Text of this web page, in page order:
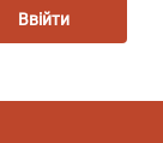
Ввійти